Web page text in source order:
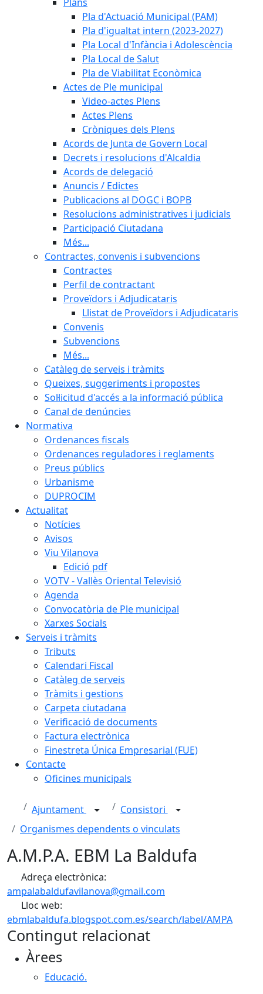
Pla d'Actuació Municipal (PAM)
Pla d'igualtat intern (2023-2027)
Pla Local d'Infància i Adolescència
Pla Local de Salut
Pla de Viabilitat Econòmica
Actes de Ple municipal
Video-actes Plens
Actes Plens
Cròniques dels Plens
Acords de Junta de Govern Local
Decrets i resolucions d'Alcaldia
Acords de delegació
Anuncis / Edictes
Publicacions al DOGC i BOPB
Resolucions administratives i judicials
Participació Ciutadana
Més...
Contractes, convenis i subvencions
Contractes
Perfil de contractant
Proveïdors i Adjudicataris
Llistat de Proveïdors i Adjudicataris
Convenis
Subvencions
Més...
Catàleg de serveis i tràmits
Queixes, suggeriments i propostes
Sol·licitud d'accés a la informació pública
Canal de denúncies
Normativa
Ordenances fiscals
Ordenances reguladores i reglaments
Preus públics
Urbanisme
DUPROCIM
Actualitat
Notícies
Avisos
Viu Vilanova
Edició pdf
VOTV - Vallès Oriental Televisió
Agenda
Convocatòria de Ple municipal
Xarxes Socials
Serveis i tràmits
Tributs
Calendari Fiscal
Catàleg de serveis
Tràmits i gestions
Carpeta ciutadana
Verificació de documents
Factura electrònica
Finestreta Única Empresarial (FUE)
Contacte
Oficines municipals
Ajuntament
Consistori
Organismes dependents o vinculats
A.M.P.A. EBM La Baldufa
Adreça electrònica:
ampalabaldufavilanova@gmail.com
Lloc web:
ebmlabaldufa.blogspot.com.es/search/label/AMPA
Contingut relacionat
Àrees
Educació.